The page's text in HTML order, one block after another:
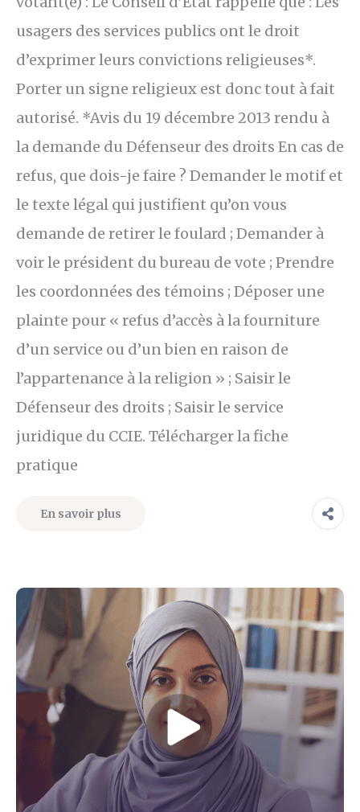
usagers des services publics ont le droit
d’exprimer leurs convictions religieuses*.
Porter un signe religieux est donc tout à fait
autorisé. *Avis du 19 décembre 2013 rendu à
la demande du Défenseur des droits En cas de
refus, que dois-je faire ? Demander le motif et
le texte légal qui justifient qu’on vous
demande de retirer le foulard ; Demander à
voir le président du bureau de vote ; Prendre
les coordonnées des témoins ; Déposer une
plainte pour « refus d’accès à la fourniture
d’un service ou d’un bien en raison de
l’appartenance à la religion » ; Saisir le
Défenseur des droits ; Saisir le service
juridique du CCIE. Télécharger la fiche
pratique
En savoir plus